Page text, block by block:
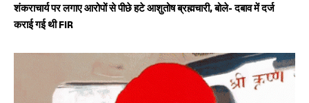
शंकराचार्य पर लगाए आरोपों से पीछे हटे आशुतोष ब्रह्मचारी, बोले- दबाव में दर्ज
कराई गई थी FIR